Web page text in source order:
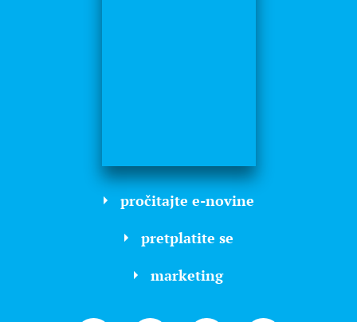
pročitajte e-novine
pretplatite se
marketing